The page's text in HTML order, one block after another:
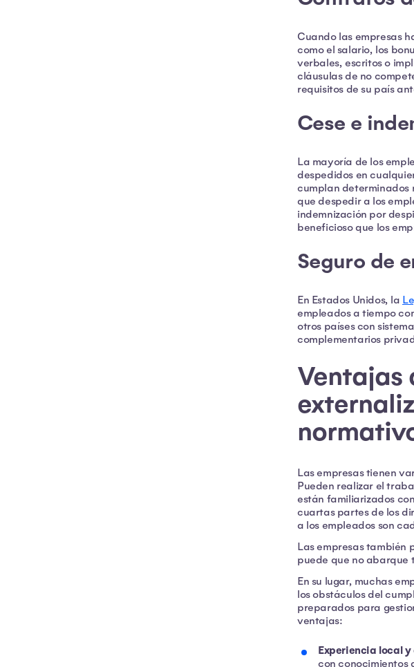
Cuando las empresas
como el salario, los
verbales, escritos o
cláusulas de no
requisitos de su país
Cese e
La mayoría de los
despedidos en
cumplan determinados
que despedir a los
indemnización por
beneficioso que los
Seguro de
En Estados Unidos, la
empleados a tiempo
otros países con
complementarios
Ventajas
Las empresas tienen
Pueden realizar el
están familiarizados
cuartas partes de los
a los empleados son
Las empresas también
puede que no abarque
En su lugar, muchas
los obstáculos del
preparados para
ventajas:
Experiencia local
con conocimientos